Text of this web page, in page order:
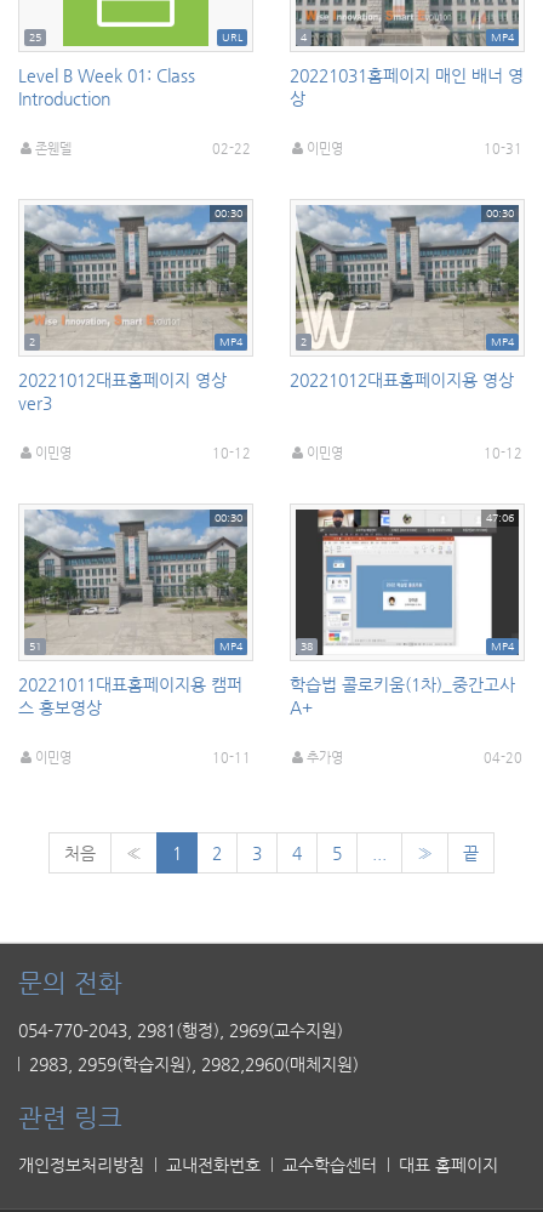
25 URL
Level B Week 01: Class
Introduction
02-22
존웬델
4 MP4
20221031홈페이지 매인 배너 영
상
10-31
이민영
2 MP4
00:30
20221012대표홈페이지 영상
ver3
10-12
이민영
2 MP4
00:30
20221012대표홈페이지용 영상
10-12
이민영
51 MP4
00:30
20221011대표홈페이지용 캠퍼
스 홍보영상
10-11
이민영
38 MP4
47:06
학습법 콜로키움(1차)_중간고사
A+
04-20
추가영
처음 « 1 2 3 4 5 » 끝
문의 전화
054-770-2043, 2981(행정), 2969(교수지원)
2983, 2959(학습지원), 2982,2960(매체지원)
관련 링크
개인정보처리방침 교내전화번호 교수학습센터 대표 홈페이지